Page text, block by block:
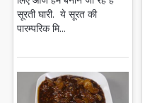
सूरती घारी. ये सूरत की
पारम्परिक मि...